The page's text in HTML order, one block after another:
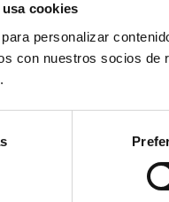
cookies
personalizar
con nuestros socios de